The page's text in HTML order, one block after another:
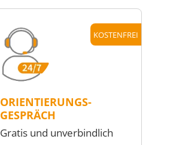
KOSTENFREI
ORIENTIERUNGS-
GESPRÄCH
Gratis und unverbindlich